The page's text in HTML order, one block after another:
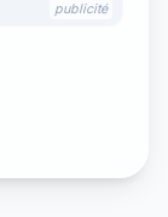
publicité